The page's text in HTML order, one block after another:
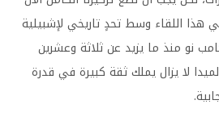
هذا اللقاء وسط تحدٍ تاريخي لإشبيلية
نو منذ ما يزيد عن ثلاثة وعشرين
لا يزال يملك ثقة كبيرة في قدرة